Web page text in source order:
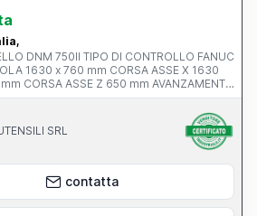
DI CONTROLLO FANUC
1630 x 760 mm CORSA ASSE X 1630
CORSA ASSE Z 650 mm AVANZAMENTO
V MACCHINA CE 2017 PESO 13500
SRL
contatta